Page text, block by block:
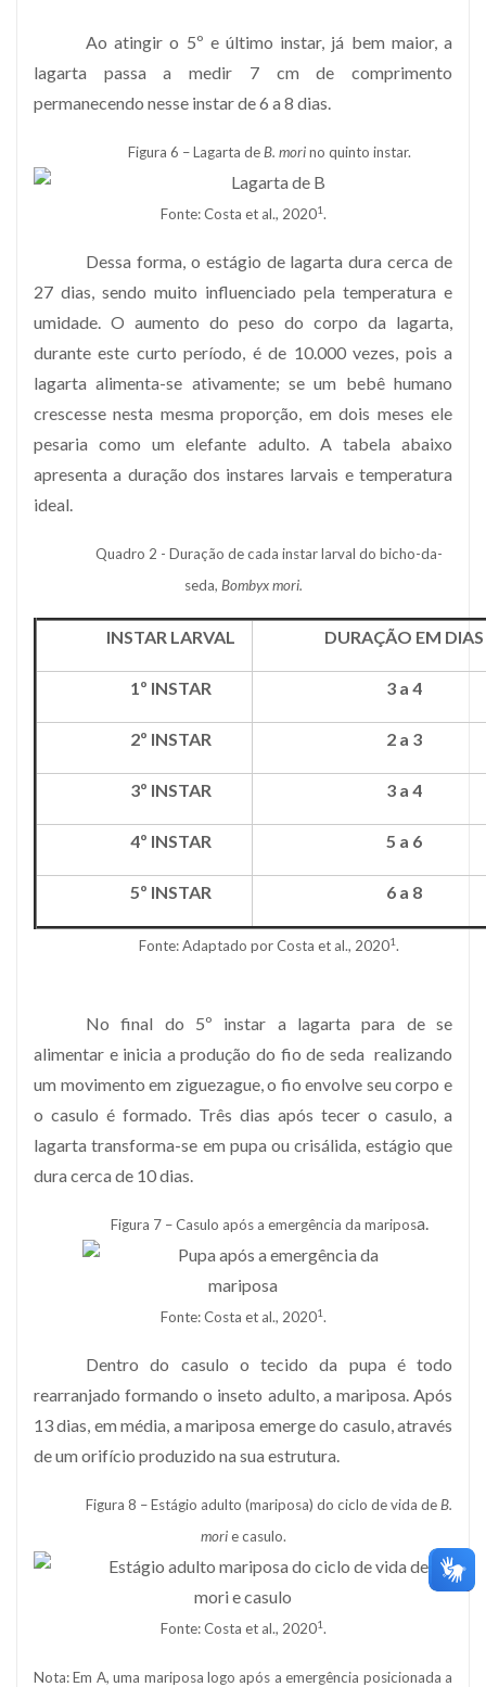
Ao atingir o 5º e último instar, já bem maior, a
lagarta passa a medir 7 cm de comprimento
permanecendo nesse instar de 6 a 8 dias.
Figura 6 – Lagarta deB. morino quinto instar.
Fonte: Costa et al., 20201.
Dessa forma, o estágio de lagarta dura cerca de
27 dias, sendo muito influenciado pela temperatura e
umidade. O aumento do peso do corpo da lagarta,
durante este curto período, é de 10.000 vezes, pois a
lagarta alimenta-se ativamente; se um bebê humano
crescesse nesta mesma proporção, em dois meses ele
pesaria como um elefante adulto. A tabela abaixo
apresenta a duração dos instares larvais e temperatura
ideal.
Quadro 2 - Duração de cada instar larval do bicho-da-
seda, Bombyx mori.
INSTAR LARVAL DURAÇÃO EM DIAS
1º INSTAR 3 a 4
2º INSTAR 2 a 3
3º INSTAR 3 a 4
4º INSTAR 5 a 6
5º INSTAR 6 a 8
Fonte: Adaptado por Costa et al., 20201.
No final do 5º instar a lagarta para de se
alimentar e inicia a produção do fio de seda realizando
um movimento em ziguezague, o fio envolve seu corpo e
o casulo é formado. Três dias após tecer o casulo, a
lagarta transforma-se em pupa ou crisálida, estágio que
dura cerca de 10 dias.
Figura 7 – Casulo após a emergência da mariposa.
Fonte: Costa et al., 20201.
Dentro do casulo o tecido da pupa é todo
rearranjado formando o inseto adulto, a mariposa. Após
13 dias, em média, a mariposa emerge do casulo, através
de um orifício produzido na sua estrutura.
Figura 8 – Estágio adulto (mariposa) do ciclo de vida deB.
morie casulo.
Fonte: Costa et al., 20201.
Nota: Em A, uma mariposa logo após a emergência posicionada a